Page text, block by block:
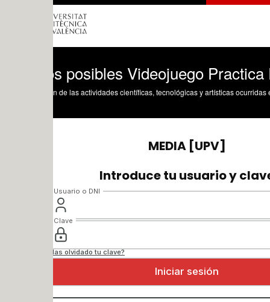
posibles Videojuego Practica POO
de las actividades científicas, tecnológicas y artísticas ocurridas en los tres